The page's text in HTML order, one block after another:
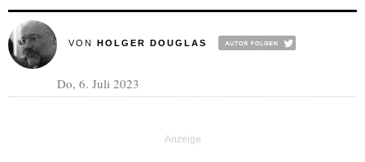
VON HOLGER DOUGLAS
Do, 6. Juli 2023